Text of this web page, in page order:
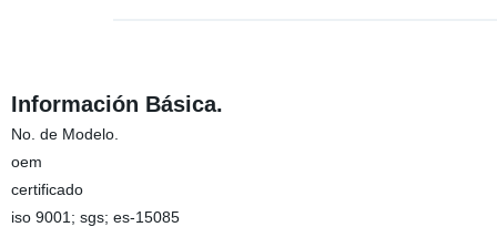
Información Básica.
No. de Modelo.
oem
certificado
iso 9001; sgs; es-15085